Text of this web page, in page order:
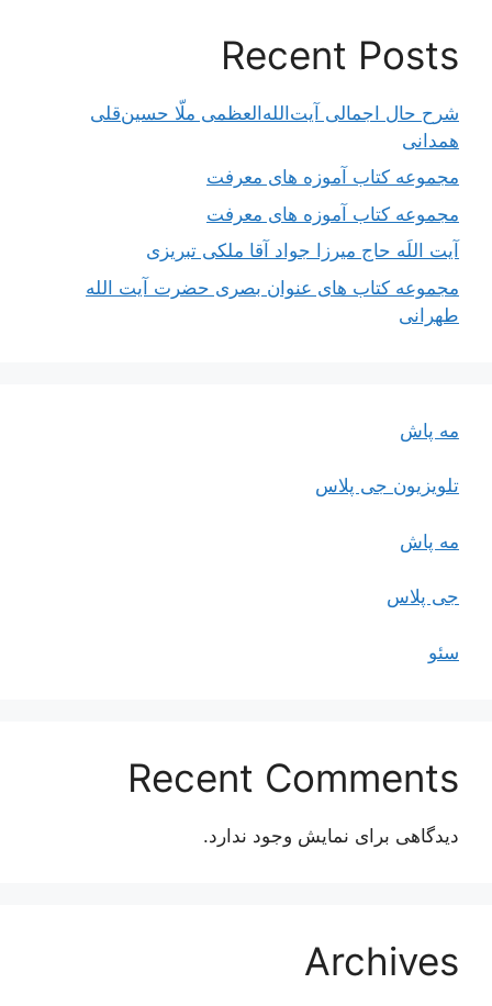
Recent Posts
شرح حال اجمالی آیت‌الله‌العظمی ملّا حسین‌قلی
همدانی
مجموعه کتاب آموزه های معرفت
مجموعه کتاب آموزه های معرفت
آیت اللَه حاج میرزا جواد آقا ملکی تبریزی
مجموعه کتاب های عنوان بصری حضرت آیت الله
طهرانی
مه پاش
تلویزیون جی پلاس
مه پاش
جی پلاس
سئو
Recent Comments
دیدگاهی برای نمایش وجود ندارد.
Archives